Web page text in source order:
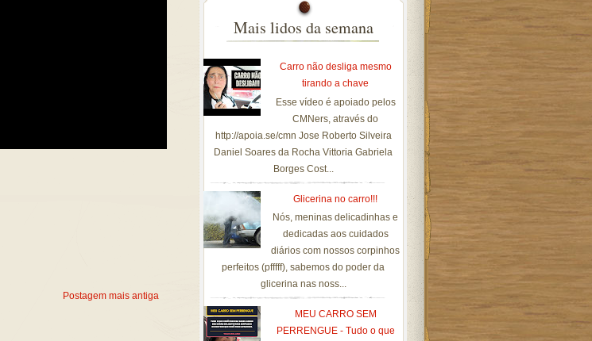
Postagem mais antiga
Mais lidos da semana
Carro não desliga mesmo
tirando a chave
Esse vídeo é apoiado pelos
CMNers, através do
http://apoia.se/cmn Jose Roberto Silveira
Daniel Soares da Rocha Vittoria Gabriela
Borges Cost...
Glicerina no carro!!!
Nós, meninas delicadinhas e
dedicadas aos cuidados
diários com nossos corpinhos
perfeitos (pfffff), sabemos do poder da
glicerina nas noss...
MEU CARRO SEM
PERRENGUE - Tudo o que